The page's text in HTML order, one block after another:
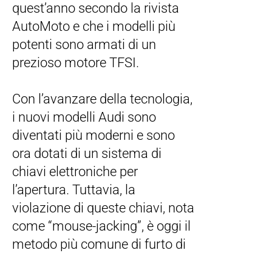
quest’anno secondo la rivista
AutoMoto e che i modelli più
potenti sono armati di un
prezioso motore TFSI.
Con l’avanzare della tecnologia,
i nuovi modelli Audi sono
diventati più moderni e sono
ora dotati di un sistema di
chiavi elettroniche per
l’apertura. Tuttavia, la
violazione di queste chiavi, nota
come “mouse-jacking”, è oggi il
metodo più comune di furto di